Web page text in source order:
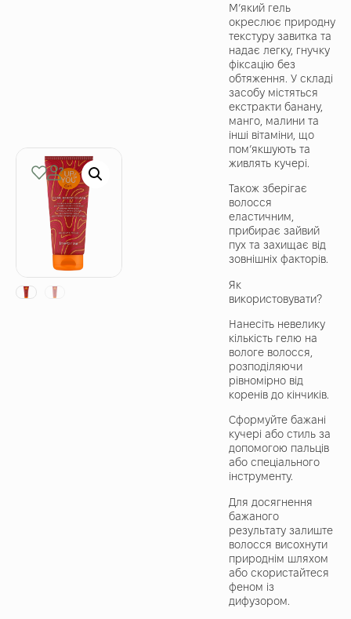
М’який гель
окреслює природну
текстуру завитка та
надає легку, гнучку
фіксацію без
обтяження. У складі
засобу містяться
екстракти банану,
манго, малини та
інші вітаміни, що
пом’якшують та
живлять кучері.
Також зберігає
волосся
еластичним,
прибирає зайвий
пух та захищає від
зовнішніх факторів.
Як
використовувати?
Нанесіть невелику
кількість гелю на
вологе волосся,
розподіляючи
рівномірно від
коренів до кінчиків.
Сформуйте бажані
кучері або стиль за
допомогою пальців
або спеціального
інструменту.
Для досягнення
бажаного
результату залиште
волосся висохнути
природнім шляхом
або скористайтеся
феном із
дифузором.